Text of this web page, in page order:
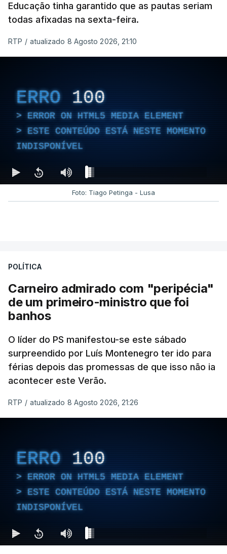
Educação tinha garantido que as pautas seriam
todas afixadas na sexta-feira.
RTP / atualizado 8 Agosto 2026, 21:10
ERRO 100
ERROR ON HTML5 MEDIA ELEMENT
ESTE CONTEÚDO ESTÁ NESTE MOMENTO
INDISPONÍVEL
Foto: Tiago Petinga - Lusa
POLÍTICA
Carneiro admirado com "peripécia"
de um primeiro-ministro que foi
banhos
O líder do PS manifestou-se este sábado
surpreendido por Luís Montenegro ter ido para
férias depois das promessas de que isso não ia
acontecer este Verão.
RTP / atualizado 8 Agosto 2026, 21:26
ERRO 100
ERROR ON HTML5 MEDIA ELEMENT
ESTE CONTEÚDO ESTÁ NESTE MOMENTO
INDISPONÍVEL